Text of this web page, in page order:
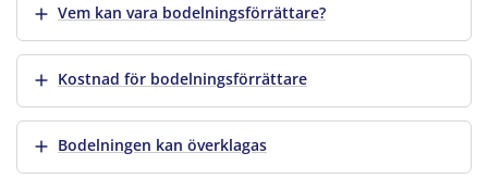
Visa merVem kan vara bodelningsförrättare?
Visa merKostnad för bodelningsförrättare
Visa merBodelningen kan överklagas